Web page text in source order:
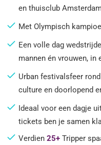
en thuisclub
Met Olympisch
Een volle dag
mannen én vrouwen, in
Urban festivalsfeer
culture en doorlopend
Ideaal voor een dagje
tickets ben je samen
Verdien25+ Tripper